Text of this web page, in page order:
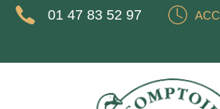
01 47 83 52 97